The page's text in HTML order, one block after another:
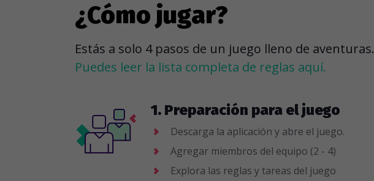
¿Cómo jugar?
Estás a solo 4 pasos de un juego lleno de aventuras.
Puedes leer la lista completa de reglas aquí.
1. Preparación para el juego
Descarga la aplicación y abre el juego.
Agregar miembros del equipo (2 - 4)
Explora las reglas y tareas del juego